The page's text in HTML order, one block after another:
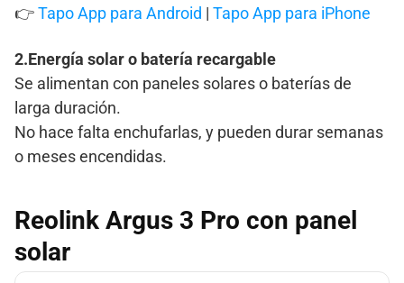
👉Tapo App para Android | Tapo App para iPhone
2.Energía solar o batería recargable
Se alimentan con paneles solares o baterías de
larga duración.
No hace falta enchufarlas, y pueden durar semanas
o meses encendidas.
Reolink Argus 3 Pro con panel
solar